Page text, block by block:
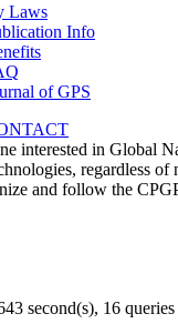
Laws
Info
of GPS
interested in Global
regardless of
and follow the
second(s), 16 queries